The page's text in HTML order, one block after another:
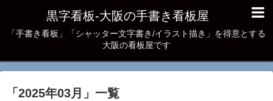
黒字看板‐大阪の手書き看板屋
「手書き看板」「シャッター文字書き/イラスト描き」を得意とする
大阪の看板屋です
「 2025年03月 」 一覧